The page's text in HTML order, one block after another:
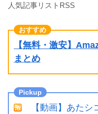
人気記事リストRSS
【無料・激安】
まとめ
【動画】あたシ